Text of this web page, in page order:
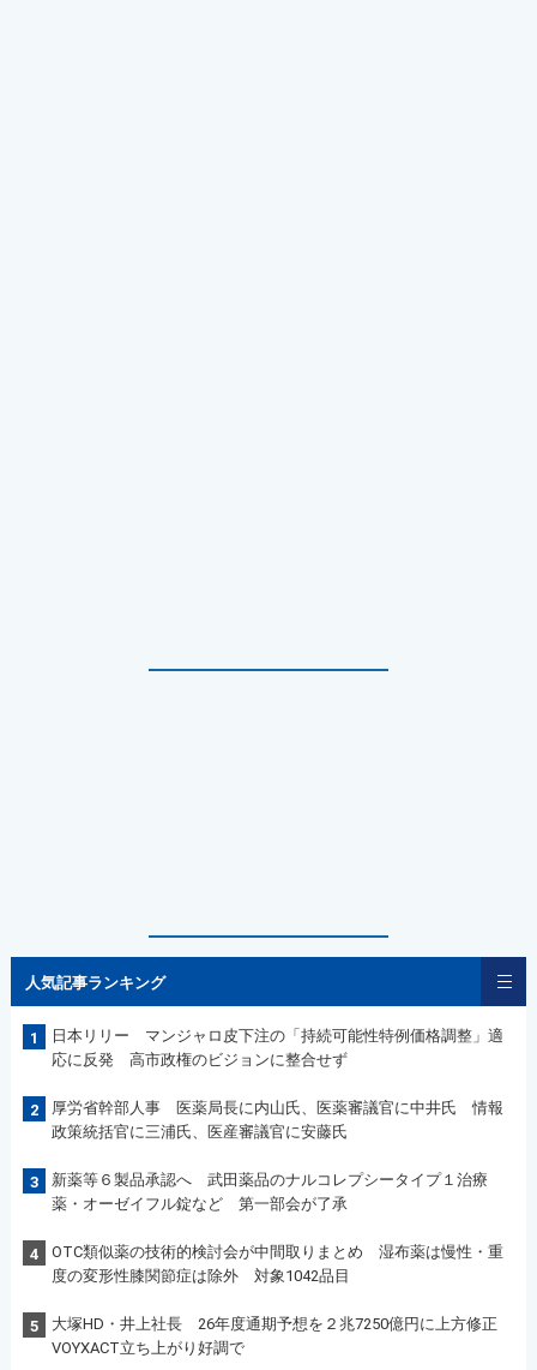
人気記事ランキング
1
日本リリー マンジャロ皮下注の「持続可能性特例価格調整」適
応に反発 高市政権のビジョンに整合せず
2
厚労省幹部人事 医薬局長に内山氏、医薬審議官に中井氏 情報
政策統括官に三浦氏、医産審議官に安藤氏
3
新薬等６製品承認へ 武田薬品のナルコレプシータイプ１治療
薬・オーゼイフル錠など 第一部会が了承
4
OTC類似薬の技術的検討会が中間取りまとめ 湿布薬は慢性・重
度の変形性膝関節症は除外 対象1042品目
5
大塚HD・井上社長 26年度通期予想を２兆7250億円に上方修正
VOYXACT立ち上がり好調で